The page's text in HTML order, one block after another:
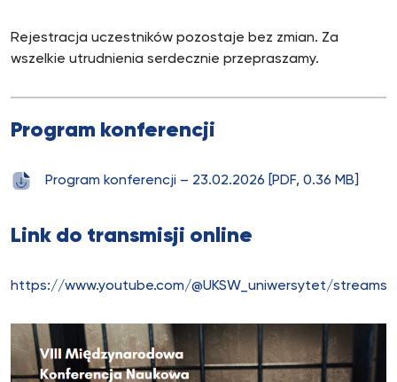
Rejestracja uczestników pozostaje bez zmian. Za
wszelkie utrudnienia serdecznie przepraszamy.
Program konferencji
Program konferencji – 23.02.2026 [PDF, 0.36 MB]
Link do transmisji online
https://www.youtube.com/@UKSW_uniwersytet/streams